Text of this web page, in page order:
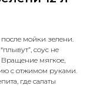
мойки зелени.
соус не
Вращение мягкое,
с отжимом руками.
где салаты